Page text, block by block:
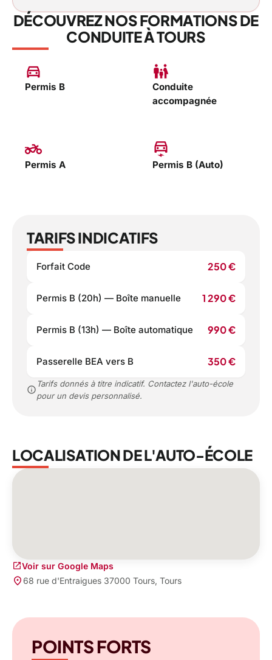
DÉCOUVREZ NOS FORMATIONS DE
CONDUITE À TOURS
directions_car
Permis B
family_restroom
Conduite
accompagnée
two_wheeler
Permis A
electric_car
Permis B (Auto)
TARIFS INDICATIFS
Forfait Code 250 €
Permis B (20h) — Boîte manuelle 1 290 €
Permis B (13h) — Boîte automatique 990 €
Passerelle BEA vers B 350 €
info Tarifs donnés à titre indicatif. Contactez l'auto-école
pour un devis personnalisé.
LOCALISATION DE L'AUTO-ÉCOLE
open_in_newVoir sur Google Maps
place 68 rue d'Entraigues 37000 Tours, Tours
POINTS FORTS